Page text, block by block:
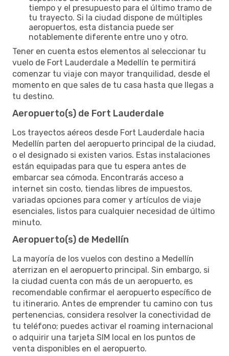
tiempo y el presupuesto para el último tramo de
tu trayecto. Si la ciudad dispone de múltiples
aeropuertos, esta distancia puede ser
notablemente diferente entre uno y otro.
Tener en cuenta estos elementos al seleccionar tu
vuelo de Fort Lauderdale a Medellín te permitirá
comenzar tu viaje con mayor tranquilidad, desde el
momento en que sales de tu casa hasta que llegas a
tu destino.
Aeropuerto(s) de Fort Lauderdale
Los trayectos aéreos desde Fort Lauderdale hacia
Medellín parten del aeropuerto principal de la ciudad,
o el designado si existen varios. Estas instalaciones
están equipadas para que tu espera antes de
embarcar sea cómoda. Encontrarás acceso a
internet sin costo, tiendas libres de impuestos,
variadas opciones para comer y artículos de viaje
esenciales, listos para cualquier necesidad de último
minuto.
Aeropuerto(s) de Medellín
La mayoría de los vuelos con destino a Medellín
aterrizan en el aeropuerto principal. Sin embargo, si
la ciudad cuenta con más de un aeropuerto, es
recomendable confirmar el aeropuerto específico de
tu itinerario. Antes de emprender tu camino con tus
pertenencias, considera resolver la conectividad de
tu teléfono; puedes activar el roaming internacional
o adquirir una tarjeta SIM local en los puntos de
venta disponibles en el aeropuerto.